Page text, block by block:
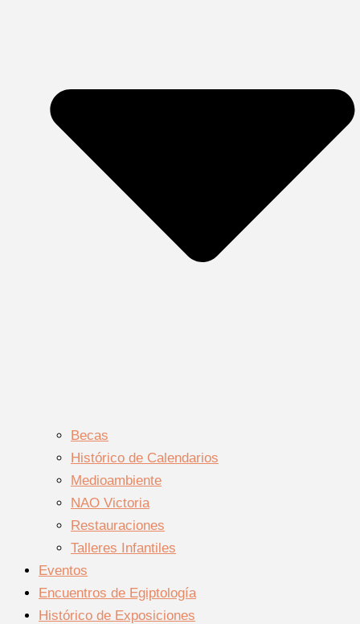
Becas
Histórico de Calendarios
Medioambiente
NAO Victoria
Restauraciones
Talleres Infantiles
Eventos
Encuentros de Egiptología
Histórico de Exposiciones